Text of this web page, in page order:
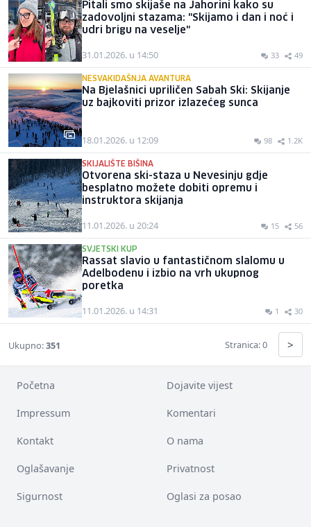
Pitali smo skijaše na Jahorini kako su
zadovoljni stazama: "Skijamo i dan i noć i
udri brigu na veselje"
31.01.2026. u 14:50 33 49
NESVAKIDAŠNJA AVANTURA
Na Bjelašnici upriličen Sabah Ski: Skijanje
uz bajkoviti prizor izlazećeg sunca
18.01.2026. u 12:09 98 1.2K
SKIJALIŠTE BIŠINA
Otvorena ski-staza u Nevesinju gdje
besplatno možete dobiti opremu i
instruktora skijanja
11.01.2026. u 20:24 15 56
SVJETSKI KUP
Rassat slavio u fantastičnom slalomu u
Adelbodenu i izbio na vrh ukupnog
poretka
11.01.2026. u 14:31 1 30
Ukupno:351 Stranica: 0 >
Početna Dojavite vijest
Impressum Komentari
Kontakt O nama
Oglašavanje Privatnost
Sigurnost Oglasi za posao